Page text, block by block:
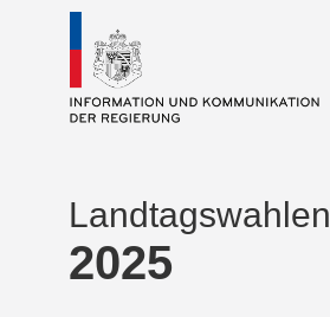
Landtagswahlen
2025